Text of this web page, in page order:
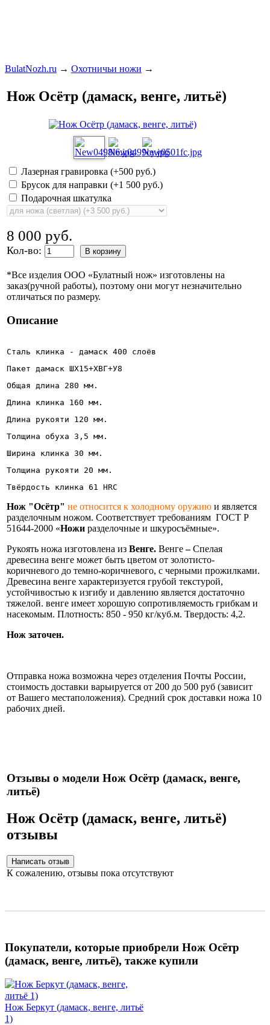
BulatNozh.ru → Охотничьи ножи →
Нож Осётр (дамаск, венге, литьё)
Лазерная гравировка (+500 руб.)
Брусок для направки (+1 500 руб.)
Подарочная шкатулка
8 000 руб.
Кол-во: В корзину
*Все изделия ООО «Булатный нож» изготовлены на
заказ(ручной работы), поэтому они могут незначительно
отличаться по размеру.
Описание
Сталь клинка - дамаск 400 слоёв
Пакет дамаск ШХ15+ХВГ+У8
Общая длина 280 мм.
Длина клинка 160 мм.
Длина рукояти 120 мм.
Толщина обуха 3,5 мм.
Ширина клинка 30 мм.
Толщина рукояти 20 мм.
Твёрдость клинка 61 HRC
Нож "Осётр" не относится к холодному оружию и является
разделочным ножом. Соответствует требованиям ГОСТ Р
51644-2000 «Ножи разделочные и шкуросъёмные».
Рукоять ножа изготовлена из Венге. Венге–Спелая
древесина венге может быть цветом от золотисто-
коричневого до темно-коричневого, с черными прожилками.
Древесина венге характеризуется грубой текстурой,
устойчивостью к изгибу и давлению является достаточно
тяжелой. венге имеет хорошую сопротивляемость грибкам и
насекомым. Плотность: 850 - 950 кг/куб.м. Твердость: 4,2.
Нож заточен.
Отправка ножа возможна через отделения Почты России,
стоимость доставки варьируется от 200 до 500 руб (зависит
от Вашего местаположения). Средний срок доставки ножа 10
рабочих дней.
Отзывы о модели Нож Осётр (дамаск, венге,
литьё)
Нож Осётр (дамаск, венге, литьё)
отзывы
К сожалению, отзывы пока отсутствуют
Покупатели, которые приобрели Нож Осётр
(дамаск, венге, литьё), также купили
Нож Беркут (дамаск, венге, литьё
1)